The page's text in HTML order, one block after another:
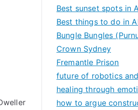
Best sunset spots in
Best things to do in
Bungle Bungles
Crown Sydney
Fremantle Prison
future of robotics
healing through
how to argue